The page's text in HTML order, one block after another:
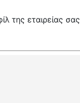
της εταιρείας σας